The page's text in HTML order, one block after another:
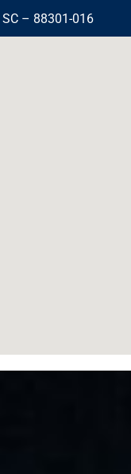
– 88301-016